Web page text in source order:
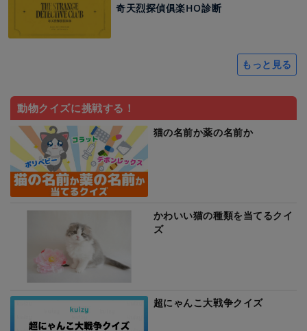
奇天烈探偵俱楽HO診断
もっと見る
動物クイズに挑戦する！
猫の名前か薬の名前か
かわいい猫の種類を当てるクイ
ズ
超にゃんこ大戦争クイズ